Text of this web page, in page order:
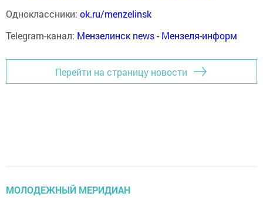
Одноклассники: ok.ru/menzelinsk
Telegram-канал: Мензелинск news - Мензеля-информ
Перейти на страницу новости
МОЛОДЕЖНЫЙ МЕРИДИАН